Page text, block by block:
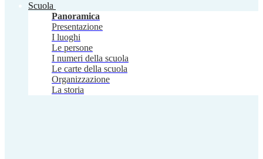
Scuola
Panoramica
Presentazione
I luoghi
Le persone
I numeri della scuola
Le carte della scuola
Organizzazione
La storia